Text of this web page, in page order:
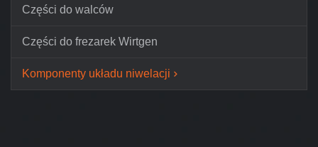
Części do walców
Części do frezarek Wirtgen
Komponenty układu niwelacji